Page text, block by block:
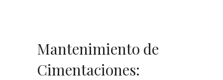
Mantenimiento de
Cimentaciones: